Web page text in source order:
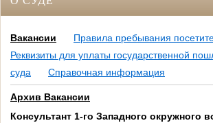
Вакансии
Правила пребывания
Реквизиты для уплаты государственной
суда
Справочная информация
Архив Вакансии
Консультант 1-го Западного окружного